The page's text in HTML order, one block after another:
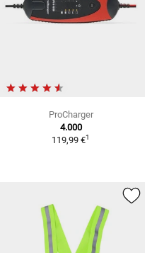
ProCharger
4.000
119,99 €1